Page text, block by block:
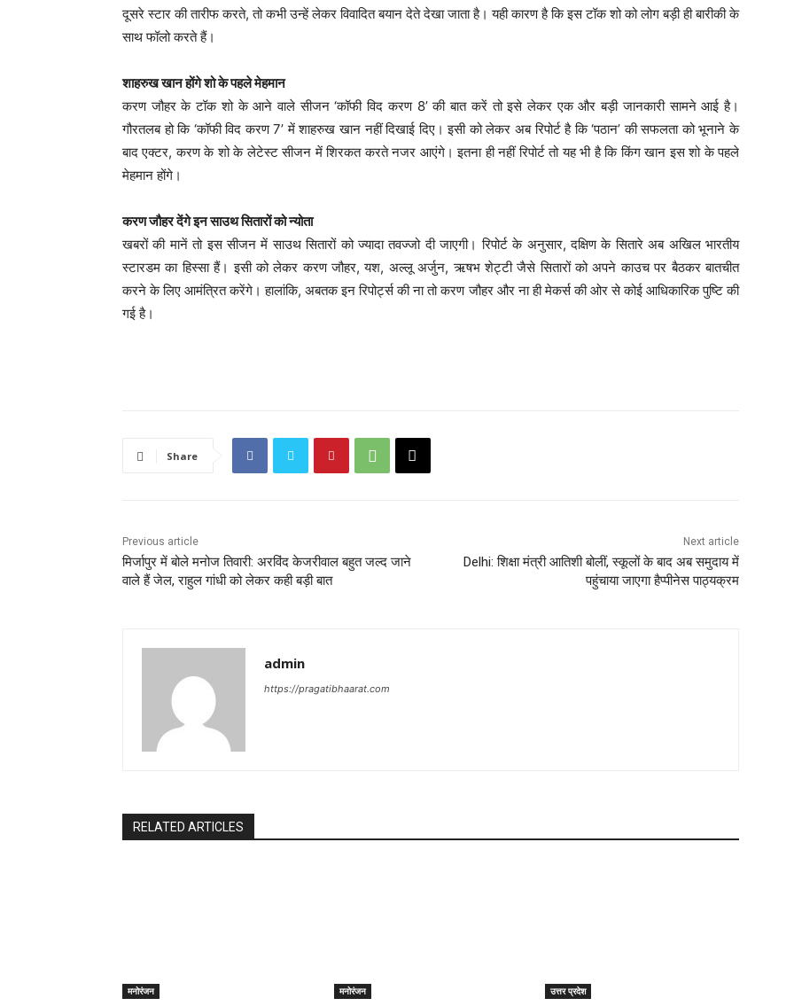
दूसरे स्टार की तारीफ करते, तो कभी उन्हें लेकर विवादित बयान देते देखा जाता है। यही कारण है कि इस टॉक शो को लोग बड़ी ही बारीकी के
साथ फॉलो करते हैं।
शाहरुख खान होंगे शो के पहले मेहमान
करण जौहर के टॉक शो के आने वाले सीजन ‘कॉफी विद करण 8’ की बात करें तो इसे लेकर एक और बड़ी जानकारी सामने आई है।
गौरतलब हो कि ‘कॉफी विद करण 7’ में शाहरुख खान नहीं दिखाई दिए। इसी को लेकर अब रिपोर्ट है कि ‘पठान’ की सफलता को भूनाने के
बाद एक्टर, करण के शो के लेटेस्ट सीजन में शिरकत करते नजर आएंगे। इतना ही नहीं रिपोर्ट तो यह भी है कि किंग खान इस शो के पहले
मेहमान होंगे।
करण जौहर देंगे इन साउथ सितारों को न्योता
खबरों की मानें तो इस सीजन में साउथ सितारों को ज्यादा तवज्जो दी जाएगी। रिपोर्ट के अनुसार, दक्षिण के सितारे अब अखिल भारतीय
स्टारडम का हिस्सा हैं। इसी को लेकर करण जौहर, यश, अल्लू अर्जुन, ऋषभ शेट्टी जैसे सितारों को अपने काउच पर बैठकर बातचीत
करने के लिए आमंत्रित करेंगे। हालांकि, अबतक इन रिपोर्ट्स की ना तो करण जौहर और ना ही मेकर्स की ओर से कोई आधिकारिक पुष्टि की
गई है।
Share
Previous article
मिर्जापुर में बोले मनोज तिवारी: अरविंद केजरीवाल बहुत जल्द जाने
वाले हैं जेल, राहुल गांधी को लेकर कही बड़ी बात
Next article
Delhi: शिक्षा मंत्री आतिशी बोलीं, स्कूलों के बाद अब समुदाय में
पहुंचाया जाएगा हैप्पीनेस पाठ्यक्रम
admin
https://pragatibhaarat.com
RELATED ARTICLES
मनोरंजन मनोरंजन उत्तर प्रदेश